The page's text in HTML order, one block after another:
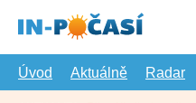
hlavní
Úvod
Aktuálně Radar